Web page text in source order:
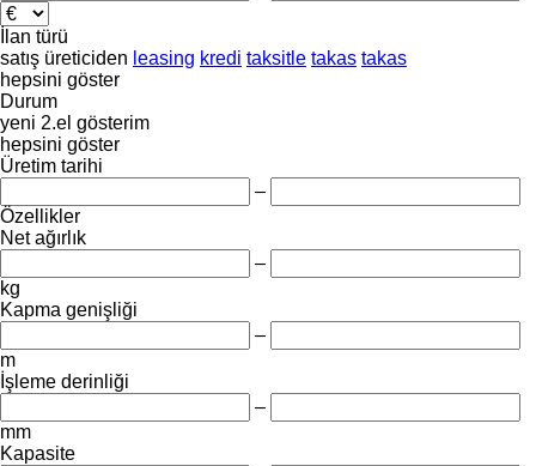
İlan türü
satış üreticiden leasing kredi taksitle takas takas
hepsini göster
Durum
yeni 2.el gösterim
hepsini göster
Üretim tarihi
–
Özellikler
Net ağırlık
–
kg
Kapma genişliği
–
m
İşleme derinliği
–
mm
Kapasite